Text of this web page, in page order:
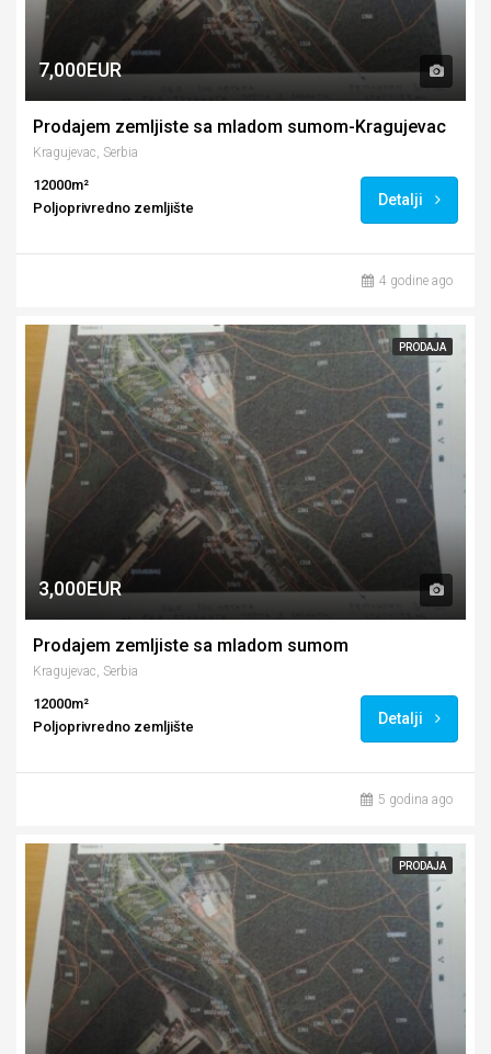
7,000EUR
Prodajem zemljiste sa mladom sumom-Kragujevac
Kragujevac, Serbia
12000m²
Poljoprivredno zemljište
Detalji
4 godine ago
PRODAJA
3,000EUR
Prodajem zemljiste sa mladom sumom
Kragujevac, Serbia
12000m²
Poljoprivredno zemljište
Detalji
5 godina ago
PRODAJA